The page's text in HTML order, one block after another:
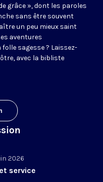
grâce », dont les paroles
sans être souvent
un peu mieux saint
aventures
sagesse ? Laissez-
avec la bibliste
2026
service